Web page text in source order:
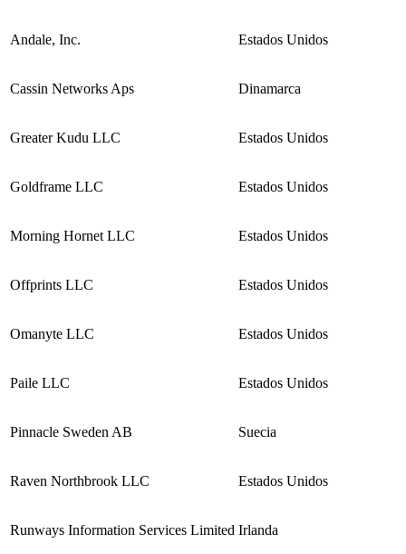
Andale, Inc. Estados Unidos
Cassin Networks Aps Dinamarca
Greater Kudu LLC Estados Unidos
Goldframe LLC Estados Unidos
Morning Hornet LLC Estados Unidos
Offprints LLC Estados Unidos
Omanyte LLC Estados Unidos
Paile LLC Estados Unidos
Pinnacle Sweden AB Suecia
Raven Northbrook LLC Estados Unidos
Runways Information Services Limited Irlanda